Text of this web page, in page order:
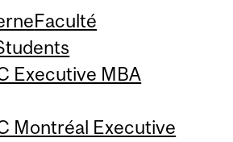
Faculté
Executive MBA
Montréal Executive